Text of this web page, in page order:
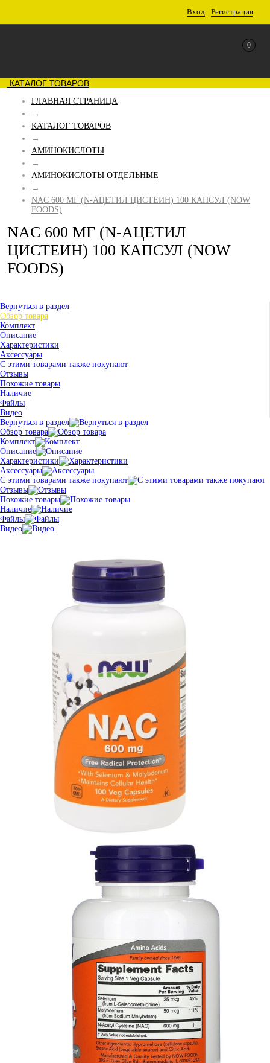
Вход Регистрация
0
КАТАЛОГ ТОВАРОВ
ГЛАВНАЯ СТРАНИЦА
→
КАТАЛОГ ТОВАРОВ
→
АМИНОКИСЛОТЫ
→
АМИНОКИСЛОТЫ ОТДЕЛЬНЫЕ
→
NAC 600 МГ (N-АЦЕТИЛ ЦИСТЕИН) 100 КАПСУЛ (NOW
FOODS)
NAC 600 МГ (N-АЦЕТИЛ
ЦИСТЕИН) 100 КАПСУЛ (NOW
FOODS)
Вернуться в раздел
Обзор товара
Комплект
Описание
Характеристики
Аксессуары
С этими товарами также покупают
Отзывы
Похожие товары
Наличие
Файлы
Видео
Вернуться в раздел
Обзор товара
Комплект
Описание
Характеристики
Аксессуары
С этими товарами также покупают
Отзывы
Похожие товары
Наличие
Файлы
Видео